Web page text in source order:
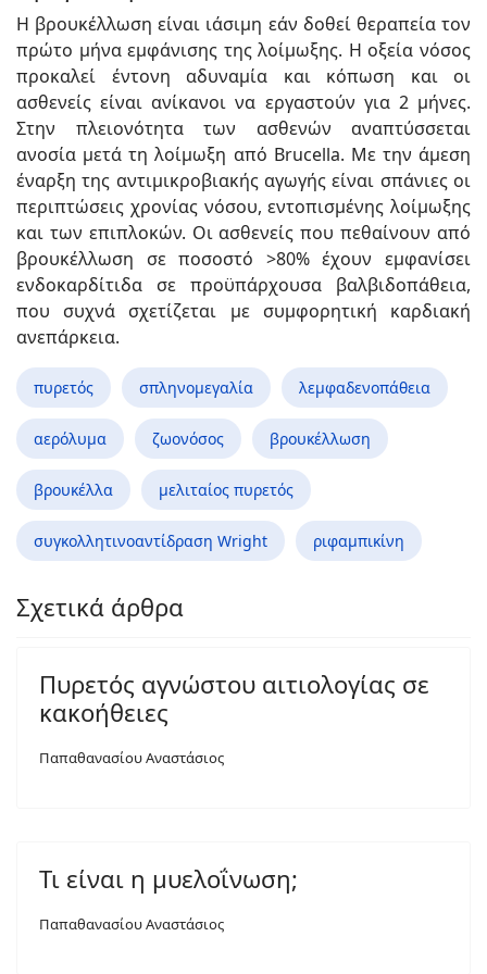
Η βρουκέλλωση είναι ιάσιμη εάν δοθεί θεραπεία τον
πρώτο μήνα εμφάνισης της λοίμωξης. Η οξεία νόσος
προκαλεί έντονη αδυναμία και κόπωση και οι
ασθενείς είναι ανίκανοι να εργαστούν για 2 μήνες.
Στην πλειονότητα των ασθενών αναπτύσσεται
ανοσία μετά τη λοίμωξη από Brucella. Με την άμεση
έναρξη της αντιμικροβιακής αγωγής είναι σπάνιες οι
περιπτώσεις χρονίας νόσου, εντοπισμένης λοίμωξης
και των επιπλοκών. Οι ασθενείς που πεθαίνουν από
βρουκέλλωση σε ποσοστό >80% έχουν εμφανίσει
ενδοκαρδίτιδα σε προϋπάρχουσα βαλβιδοπάθεια,
που συχνά σχετίζεται με συμφορητική καρδιακή
ανεπάρκεια.
πυρετός σπληνομεγαλία λεμφαδενοπάθεια
αερόλυμα ζωονόσος βρουκέλλωση
βρουκέλλα μελιταίος πυρετός
συγκολλητινοαντίδραση Wright ριφαμπικίνη
Σχετικά άρθρα
Πυρετός αγνώστου αιτιολογίας σε
κακοήθειες
Παπαθανασίου Αναστάσιος
Τι είναι η μυελοΐνωση;
Παπαθανασίου Αναστάσιος